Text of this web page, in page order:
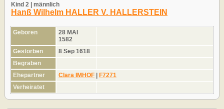
Kind 2 | männlich
Hanß Wilhelm HALLER V. HALLERSTEIN
Geboren
28 MAI
1582
Gestorben
8 Sep 1618
Begraben
Ehepartner
Clara IMHOF | F7271
Verheiratet